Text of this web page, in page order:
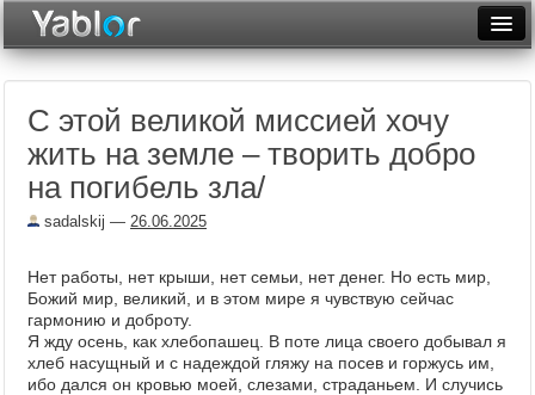
Неделя
Месяц
Фототоп
Видеотоп
С этой великой миссией хочу
жить на земле – творить добро
на погибель зла/
sadalskij — 26.06.2025
Нет работы, нет крыши, нет семьи, нет денег. Но есть мир,
Божий мир, великий, и в этом мире я чувствую сейчас
гармонию и доброту.
Я жду осень, как хлебопашец. В поте лица своего добывал я
хлеб насущный и с надеждой гляжу на посев и горжусь им,
ибо дался он кровью моей, слезами, страданьем. И случись